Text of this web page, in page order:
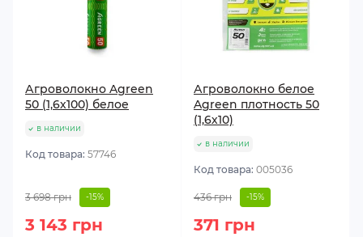
Агроволокно Agreen
50 (1,6х100) белое
в наличии
Код товара: 57746
3 698 грн -15%
3 143 грн
Агроволокно белое
Agreen плотность 50
(1,6х10)
в наличии
Код товара: 005036
436 грн -15%
371 грн